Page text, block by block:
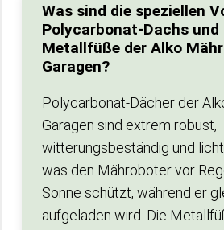
Was sind die speziellen
Polycarbonat-Dachs und
Metallfüße der Alko
Garagen?
Polycarbonat-Dächer der
Garagen sind extrem robust,
witterungsbeständig und
was den Mähroboter vor
Sonne schützt, während er
aufgeladen wird. Die